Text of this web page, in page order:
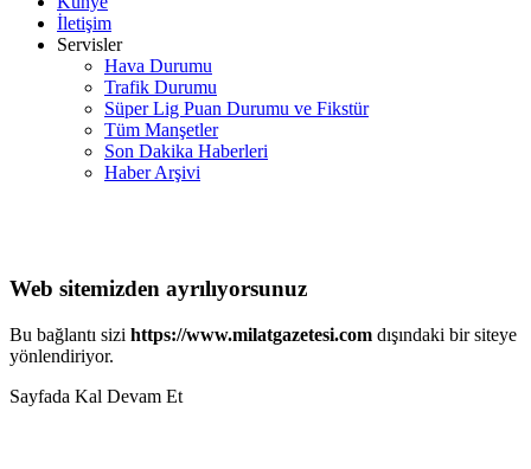
İletişim
Servisler
Hava Durumu
Trafik Durumu
Süper Lig Puan Durumu ve Fikstür
Tüm Manşetler
Son Dakika Haberleri
Haber Arşivi
Web sitemizden ayrılıyorsunuz
Bu bağlantı sizi https://www.milatgazetesi.com dışındaki bir siteye
yönlendiriyor.
Sayfada Kal Devam Et